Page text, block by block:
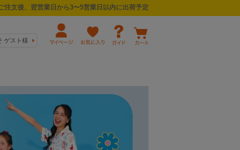
注文後、翌営業日から3〜5営業日以内に出荷予定
ゲスト様